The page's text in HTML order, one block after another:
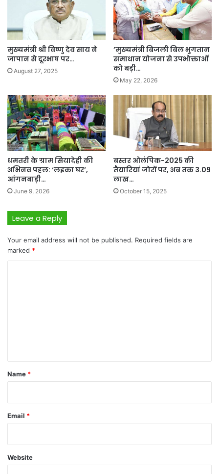
मुख्यमंत्री श्री विष्णु देव साय ने
जापान से दूरभाष पर…
August 27, 2025
’मुख्यमंत्री बिजली बिल भुगतान
समाधान योजना से उपभोक्ताओं
को बड़ी…
May 22, 2026
धमतरी के ग्राम सियादेही की
अभिनव पहल: ‘लइका घर’,
आंगनबाड़ी…
June 9, 2026
बस्तर ओलंपिक-2025 की
तैयारियां जोरों पर, अब तक 3.09
लाख…
October 15, 2025
Leave a Reply
Your email address will not be published. Required fields are
marked *
*
Name *
Email *
Website